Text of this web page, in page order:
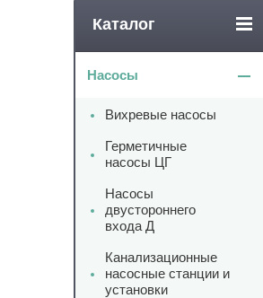
Каталог
Насосы
Вихревые насосы
Герметичные
насосы ЦГ
Насосы
двустороннего
входа Д
Канализационные
насосные станции и
установки